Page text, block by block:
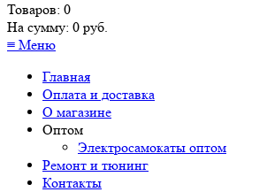
Товаров: 0
На сумму: 0 руб.
≡ Меню
Главная
Оплата и доставка
О магазине
Оптом
Электросамокаты оптом
Ремонт и тюнинг
Контакты